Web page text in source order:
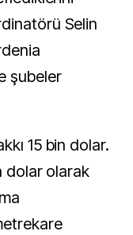
Selin
şubeler
15 bin dolar.
dolar olarak